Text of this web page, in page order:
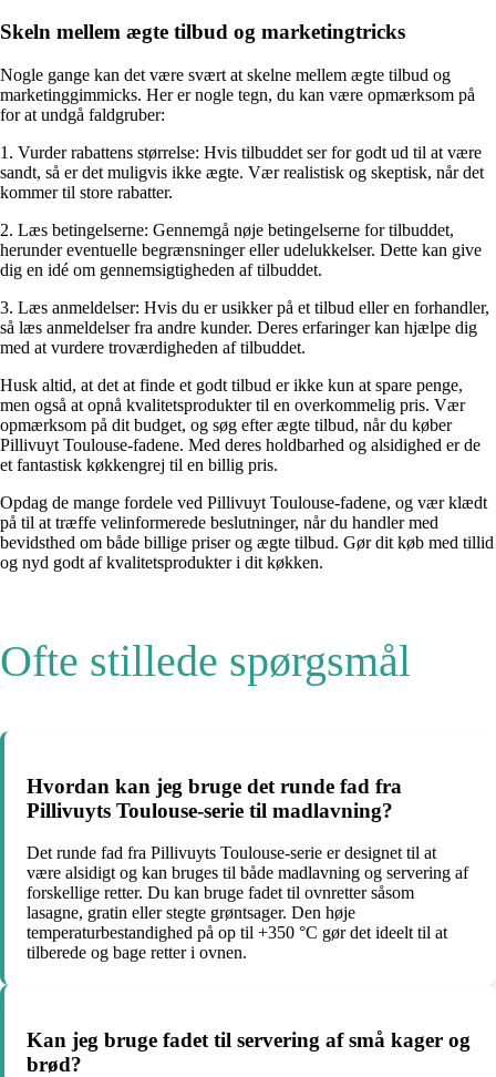
Skeln mellem ægte tilbud og marketingtricks
Nogle gange kan det være svært at skelne mellem ægte tilbud og
marketinggimmicks. Her er nogle tegn, du kan være opmærksom på
for at undgå faldgruber:
1. Vurder rabattens størrelse: Hvis tilbuddet ser for godt ud til at være
sandt, så er det muligvis ikke ægte. Vær realistisk og skeptisk, når det
kommer til store rabatter.
2. Læs betingelserne: Gennemgå nøje betingelserne for tilbuddet,
herunder eventuelle begrænsninger eller udelukkelser. Dette kan give
dig en idé om gennemsigtigheden af tilbuddet.
3. Læs anmeldelser: Hvis du er usikker på et tilbud eller en forhandler,
så læs anmeldelser fra andre kunder. Deres erfaringer kan hjælpe dig
med at vurdere troværdigheden af tilbuddet.
Husk altid, at det at finde et godt tilbud er ikke kun at spare penge,
men også at opnå kvalitetsprodukter til en overkommelig pris. Vær
opmærksom på dit budget, og søg efter ægte tilbud, når du køber
Pillivuyt Toulouse-fadene. Med deres holdbarhed og alsidighed er de
et fantastisk køkkengrej til en billig pris.
Opdag de mange fordele ved Pillivuyt Toulouse-fadene, og vær klædt
på til at træffe velinformerede beslutninger, når du handler med
bevidsthed om både billige priser og ægte tilbud. Gør dit køb med tillid
og nyd godt af kvalitetsprodukter i dit køkken.
Ofte stillede spørgsmål
Hvordan kan jeg bruge det runde fad fra
Pillivuyts Toulouse-serie til madlavning?
Det runde fad fra Pillivuyts Toulouse-serie er designet til at
være alsidigt og kan bruges til både madlavning og servering af
forskellige retter. Du kan bruge fadet til ovnretter såsom
lasagne, gratin eller stegte grøntsager. Den høje
temperaturbestandighed på op til +350 °C gør det ideelt til at
tilberede og bage retter i ovnen.
Kan jeg bruge fadet til servering af små kager og
brød?